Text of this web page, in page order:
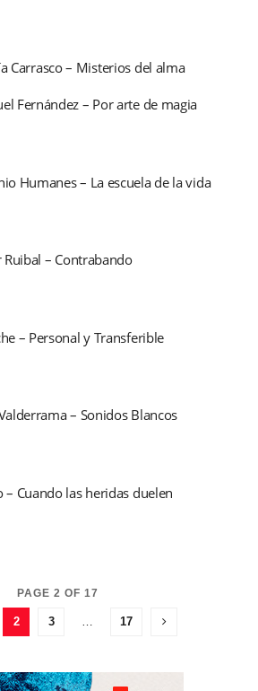
Carrasco – Misterios del alma
Fernández – Por arte de magia
Humanes – La escuela de la vida
Ruibal – Contrabando
– Personal y Transferible
– Sonidos Blancos
– Cuando las heridas duelen
PAGE 2 OF 17
2 3 … 17